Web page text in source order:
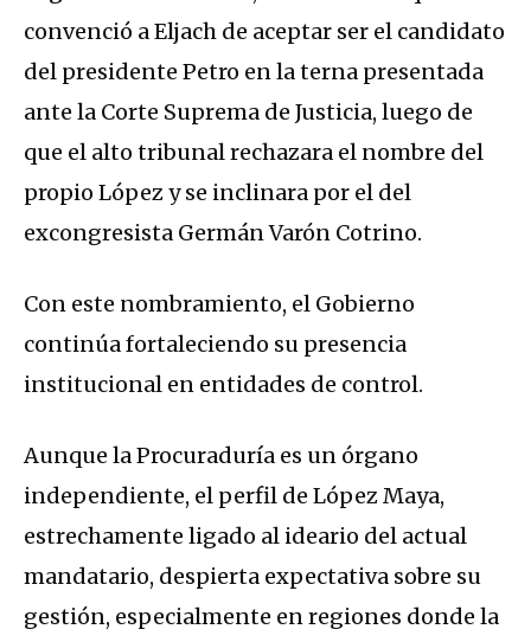
convenció a Eljach de aceptar ser el candidato
del presidente Petro en la terna presentada
ante la Corte Suprema de Justicia, luego de
que el alto tribunal rechazara el nombre del
propio López y se inclinara por el del
excongresista Germán Varón Cotrino.
Con este nombramiento, el Gobierno
continúa fortaleciendo su presencia
institucional en entidades de control.
Aunque la Procuraduría es un órgano
independiente, el perfil de López Maya,
estrechamente ligado al ideario del actual
mandatario, despierta expectativa sobre su
gestión, especialmente en regiones donde la